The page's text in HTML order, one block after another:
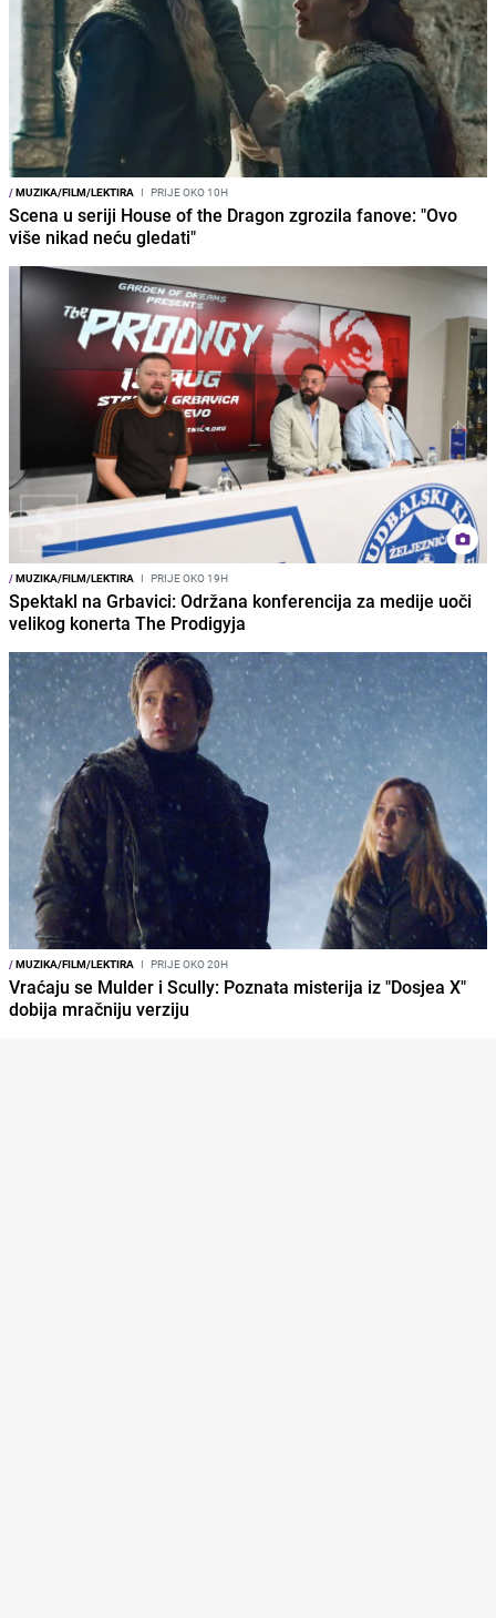
/MUZIKA/FILM/LEKTIRA I PRIJE OKO 10H
Scena u seriji House of the Dragon zgrozila fanove: "Ovo
više nikad neću gledati"
/MUZIKA/FILM/LEKTIRA I PRIJE OKO 19H
Spektakl na Grbavici: Održana konferencija za medije uoči
velikog konerta The Prodigyja
/MUZIKA/FILM/LEKTIRA I PRIJE OKO 20H
Vraćaju se Mulder i Scully: Poznata misterija iz "Dosjea X"
dobija mračniju verziju